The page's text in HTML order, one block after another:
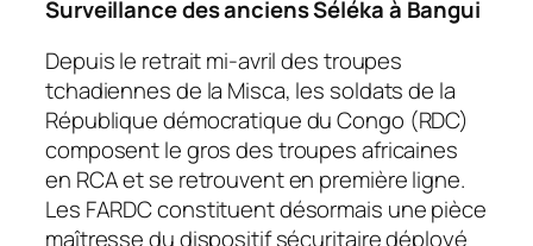
Surveillance des anciens Séléka à Bangui
Depuis le retrait mi-avril des troupes
tchadiennes de la Misca, les soldats de la
République démocratique du Congo (RDC)
composent le gros des troupes africaines
en RCA et se retrouvent en première ligne.
Les FARDC constituent désormais une pièce
maîtresse du dispositif sécuritaire déployé